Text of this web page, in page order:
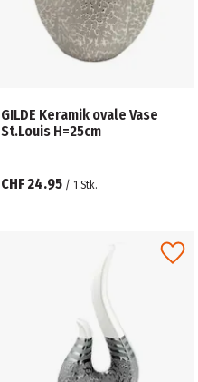
GILDE Keramik ovale Vase
St.Louis H=25cm
CHF 24.95 / 1 Stk.